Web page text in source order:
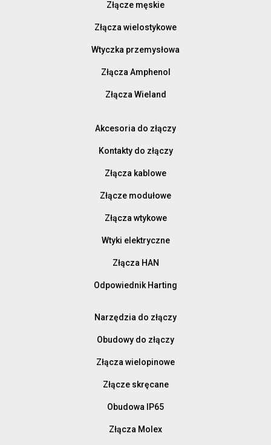
Złącze męskie
Złącza wielostykowe
Wtyczka przemysłowa
Złącza Amphenol
Złącza Wieland
Akcesoria do złączy
Kontakty do złączy
Złącza kablowe
Złącze modułowe
Złącza wtykowe
Wtyki elektryczne
Złącza HAN
Odpowiednik Harting
Narzędzia do złączy
Obudowy do złączy
Złącza wielopinowe
Złącze skręcane
Obudowa IP65
Złącza Molex